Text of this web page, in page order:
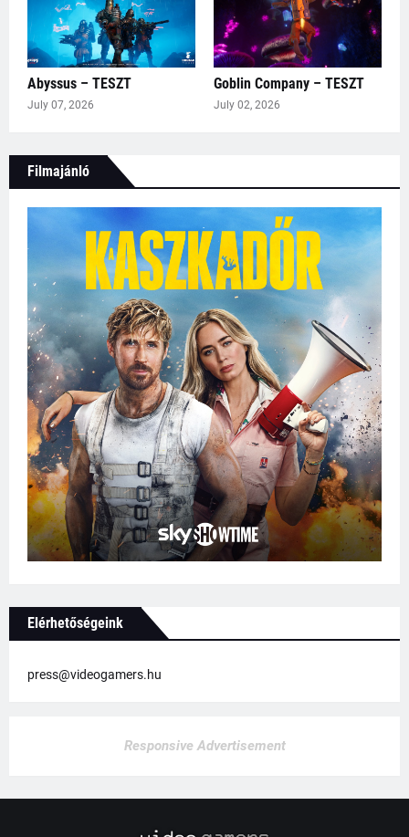
Abyssus – TESZT
July 07, 2026
Goblin Company – TESZT
July 02, 2026
Filmajánló
Elérhetőségeink
press@videogamers.hu
Responsive Advertisement